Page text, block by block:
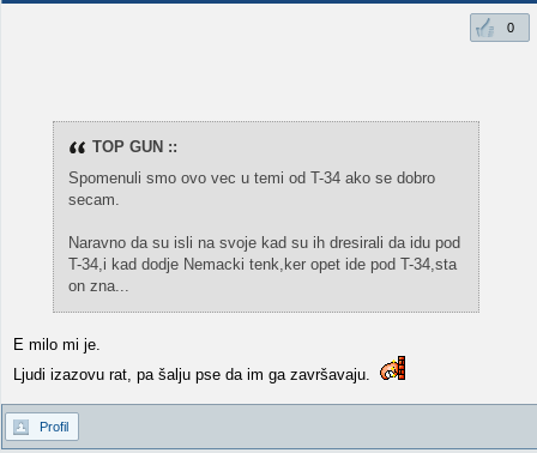
0
TOP GUN ::
Spomenuli smo ovo vec u temi od T-34 ako se dobro
secam.
Naravno da su isli na svoje kad su ih dresirali da idu pod
T-34,i kad dodje Nemacki tenk,ker opet ide pod T-34,sta
on zna...
E milo mi je.
Ljudi izazovu rat, pa šalju pse da im ga završavaju.
Profil